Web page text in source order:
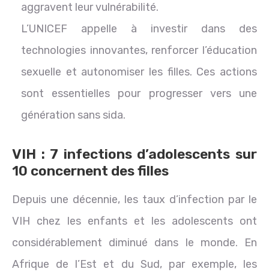
aggravent leur vulnérabilité.
L’UNICEF appelle à investir dans des
technologies innovantes, renforcer l’éducation
sexuelle et autonomiser les filles. Ces actions
sont essentielles pour progresser vers une
génération sans sida.
VIH : 7 infections d’adolescents sur
10 concernent des filles
Depuis une décennie, les taux d’infection par le
VIH chez les enfants et les adolescents ont
considérablement diminué dans le monde. En
Afrique de l’Est et du Sud, par exemple, les